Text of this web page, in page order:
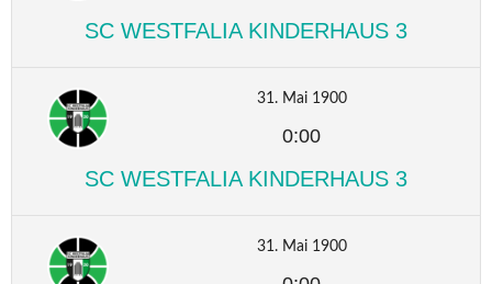
SC WESTFALIA KINDERHAUS 3
31. Mai 1900
0:00
SC WESTFALIA KINDERHAUS 3
31. Mai 1900